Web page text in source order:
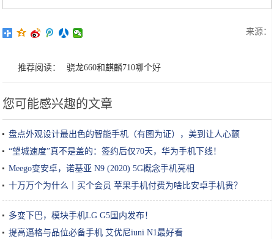
来源：
推荐阅读： 骁龙660和麒麟710哪个好
您可能感兴趣的文章
盘点外观设计最出色的智能手机（有图为证），美到让人心颤
“望城速度”真不是盖的：签约后仅70天，华为手机下线！
Meego变安卓，诺基亚 N9 (2020) 5G概念手机亮相
十万万个为什么｜买个会员 苹果手机付费为啥比安卓手机贵？
多变下巴，模块手机LG G5国内发布！
提高逼格与品位必备手机 艾优尼iuni N1最好看